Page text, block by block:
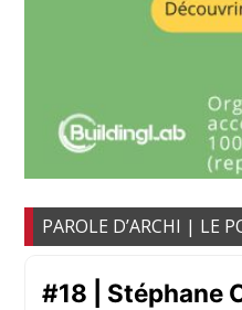
PAROLE D’ARCHI | LE